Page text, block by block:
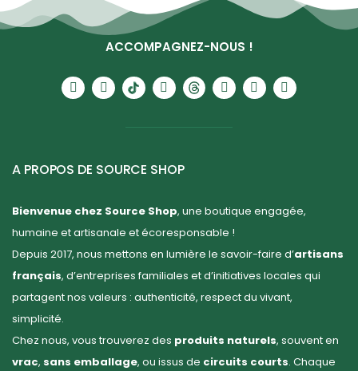
ACCOMPAGNEZ-NOUS !
A PROPOS DE SOURCE SHOP
Bienvenue chez Source Shop, une boutique engagée,
humaine et artisanale et écoresponsable !
Depuis 2017, nous mettons en lumière le savoir-faire d’artisans
français, d’entreprises familiales et d’initiatives locales qui
partagent nos valeurs : authenticité, respect du vivant,
simplicité.
Chez nous, vous trouverez des produits naturels, souvent en
vrac, sans emballage, ou issus de circuits courts. Chaque